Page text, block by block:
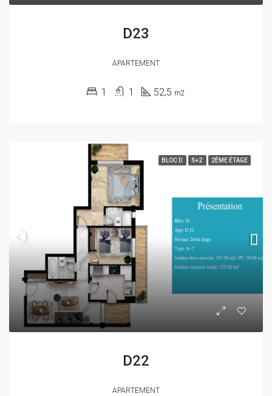
D23
APARTEMENT
1 1 52,5 m2
BLOC D S+2 2ÈME ÉTAGE
D22
APARTEMENT